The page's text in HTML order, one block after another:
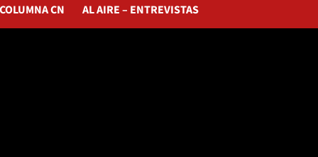
CN AL AIRE – ENTREVISTAS